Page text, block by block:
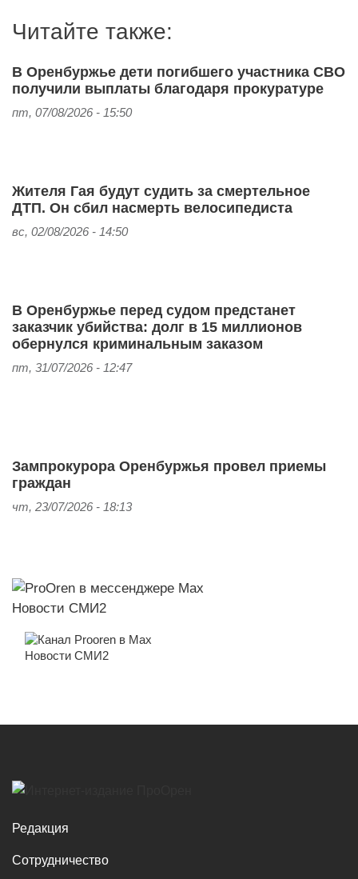
Читайте также:
В Оренбуржье дети погибшего участника СВО
получили выплаты благодаря прокуратуре
пт, 07/08/2026 - 15:50
Жителя Гая будут судить за смертельное
ДТП. Он сбил насмерть велосипедиста
вс, 02/08/2026 - 14:50
В Оренбуржье перед судом предстанет
заказчик убийства: долг в 15 миллионов
обернулся криминальным заказом
пт, 31/07/2026 - 12:47
Зампрокурора Оренбуржья провел приемы
граждан
чт, 23/07/2026 - 18:13
Новости СМИ2
Новости СМИ2
Редакция
Сотрудничество